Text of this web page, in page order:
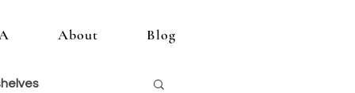
About Blog